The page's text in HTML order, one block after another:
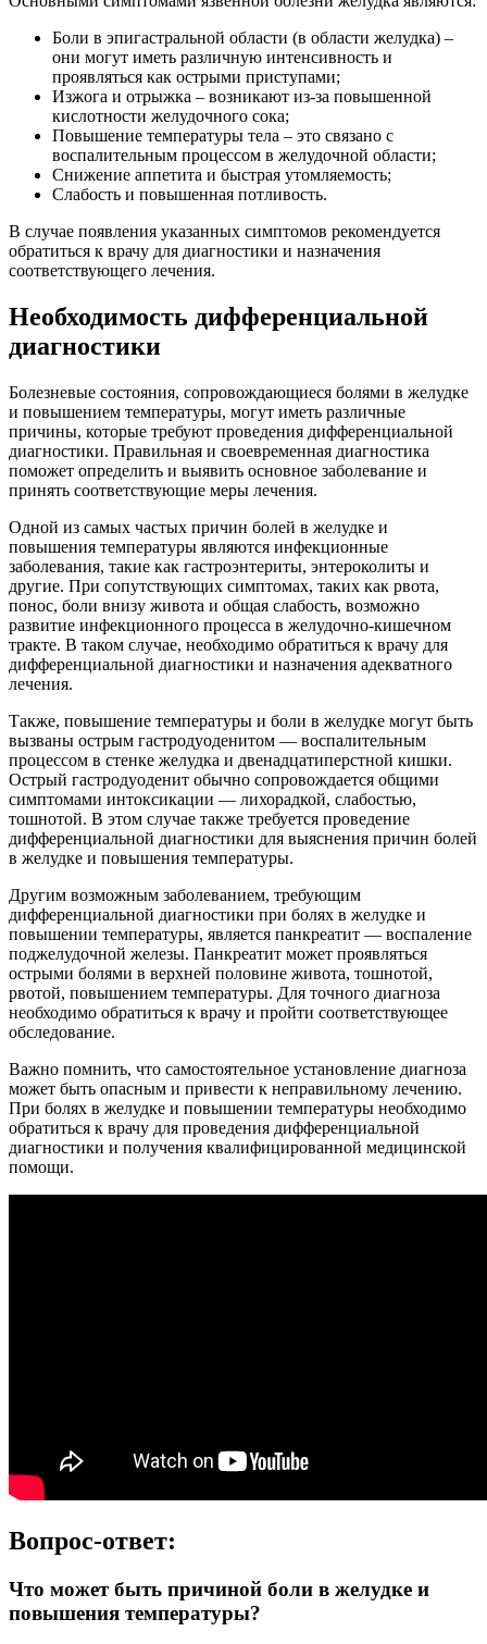
Боли в эпигастральной области (в области желудка) –
они могут иметь различную интенсивность и
проявляться как острыми приступами;
Изжога и отрыжка – возникают из-за повышенной
кислотности желудочного сока;
Повышение температуры тела – это связано с
воспалительным процессом в желудочной области;
Снижение аппетита и быстрая утомляемость;
Слабость и повышенная потливость.
В случае появления указанных симптомов рекомендуется
обратиться к врачу для диагностики и назначения
соответствующего лечения.
Необходимость дифференциальной
диагностики
Болезневые состояния, сопровождающиеся болями в желудке
и повышением температуры, могут иметь различные
причины, которые требуют проведения дифференциальной
диагностики. Правильная и своевременная диагностика
поможет определить и выявить основное заболевание и
принять соответствующие меры лечения.
Одной из самых частых причин болей в желудке и
повышения температуры являются инфекционные
заболевания, такие как гастроэнтериты, энтероколиты и
другие. При сопутствующих симптомах, таких как рвота,
понос, боли внизу живота и общая слабость, возможно
развитие инфекционного процесса в желудочно-кишечном
тракте. В таком случае, необходимо обратиться к врачу для
дифференциальной диагностики и назначения адекватного
лечения.
Также, повышение температуры и боли в желудке могут быть
вызваны острым гастродуоденитом — воспалительным
процессом в стенке желудка и двенадцатиперстной кишки.
Острый гастродуоденит обычно сопровождается общими
симптомами интоксикации — лихорадкой, слабостью,
тошнотой. В этом случае также требуется проведение
дифференциальной диагностики для выяснения причин болей
в желудке и повышения температуры.
Другим возможным заболеванием, требующим
дифференциальной диагностики при болях в желудке и
повышении температуры, является панкреатит — воспаление
поджелудочной железы. Панкреатит может проявляться
острыми болями в верхней половине живота, тошнотой,
рвотой, повышением температуры. Для точного диагноза
необходимо обратиться к врачу и пройти соответствующее
обследование.
Важно помнить, что самостоятельное установление диагноза
может быть опасным и привести к неправильному лечению.
При болях в желудке и повышении температуры необходимо
обратиться к врачу для проведения дифференциальной
диагностики и получения квалифицированной медицинской
помощи.
Вопрос-ответ:
Что может быть причиной боли в желудке и
повышения температуры?